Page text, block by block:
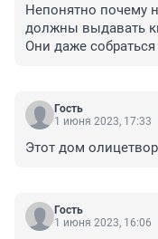
Непонятно почему
должны выдавать
Они даже собраться
Гость
1 июня 2023, 17:33
Этот дом
Гость
1 июня 2023, 16:06